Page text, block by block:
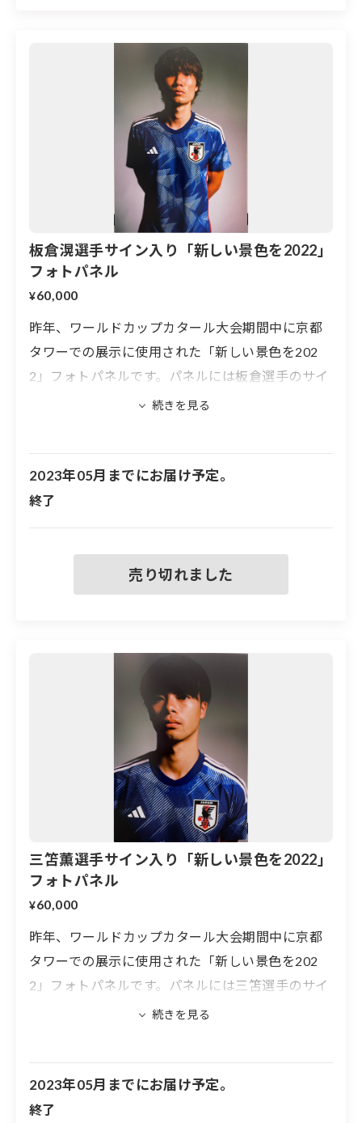
板倉滉選手サイン入り「新しい景色を2022」
フォトパネル
¥60,000
昨年、ワールドカップカタール大会期間中に京都
タワーでの展示に使用された「新しい景色を202
2」フォトパネルです。パネルには板倉選手のサイ
※実際に展示したフォトパネルのため、汚れや傷
などがある場合があります
2023年05月までにお届け予定。
終了
三笘薫選手サイン入り「新しい景色を2022」
フォトパネル
¥60,000
昨年、ワールドカップカタール大会期間中に京都
タワーでの展示に使用された「新しい景色を202
2」フォトパネルです。パネルには三笘選手のサイ
※実際に展示したフォトパネルのため、汚れや傷
などがある場合があります
2023年05月までにお届け予定。
終了